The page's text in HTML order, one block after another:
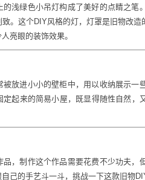
浅绿色小吊灯构成了美好的点睛之笔
。这个DIY风格的灯，灯罩是 旧物改造
亮眼的装饰效果。
放进小小的壁柜中，用以收纳展示一
起来的简易小屋，既显得随性自然，
，制作这个作品需要花费不少功夫，
己的手艺斗一斗，挑战一下这款旧物